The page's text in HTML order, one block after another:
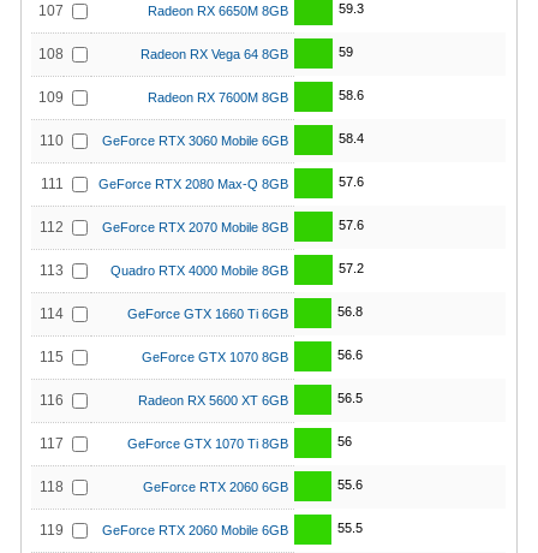
107 Radeon RX 6650M 8GB 59.3
108 Radeon RX Vega 64 8GB 59
109 Radeon RX 7600M 8GB 58.6
110 GeForce RTX 3060 Mobile 6GB 58.4
111 GeForce RTX 2080 Max-Q 8GB 57.6
112 GeForce RTX 2070 Mobile 8GB 57.6
113 Quadro RTX 4000 Mobile 8GB 57.2
114 GeForce GTX 1660 Ti 6GB 56.8
115 GeForce GTX 1070 8GB 56.6
116 Radeon RX 5600 XT 6GB 56.5
117 GeForce GTX 1070 Ti 8GB 56
118 GeForce RTX 2060 6GB 55.6
119 GeForce RTX 2060 Mobile 6GB 55.5